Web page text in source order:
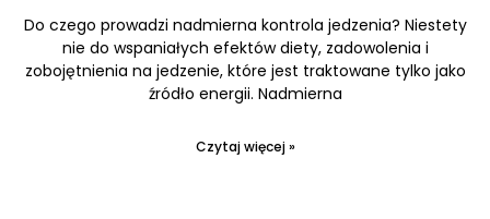
Do czego prowadzi nadmierna kontrola jedzenia? Niestety
nie do wspaniałych efektów diety, zadowolenia i
zobojętnienia na jedzenie, które jest traktowane tylko jako
źródło energii. Nadmierna
Czytaj więcej »